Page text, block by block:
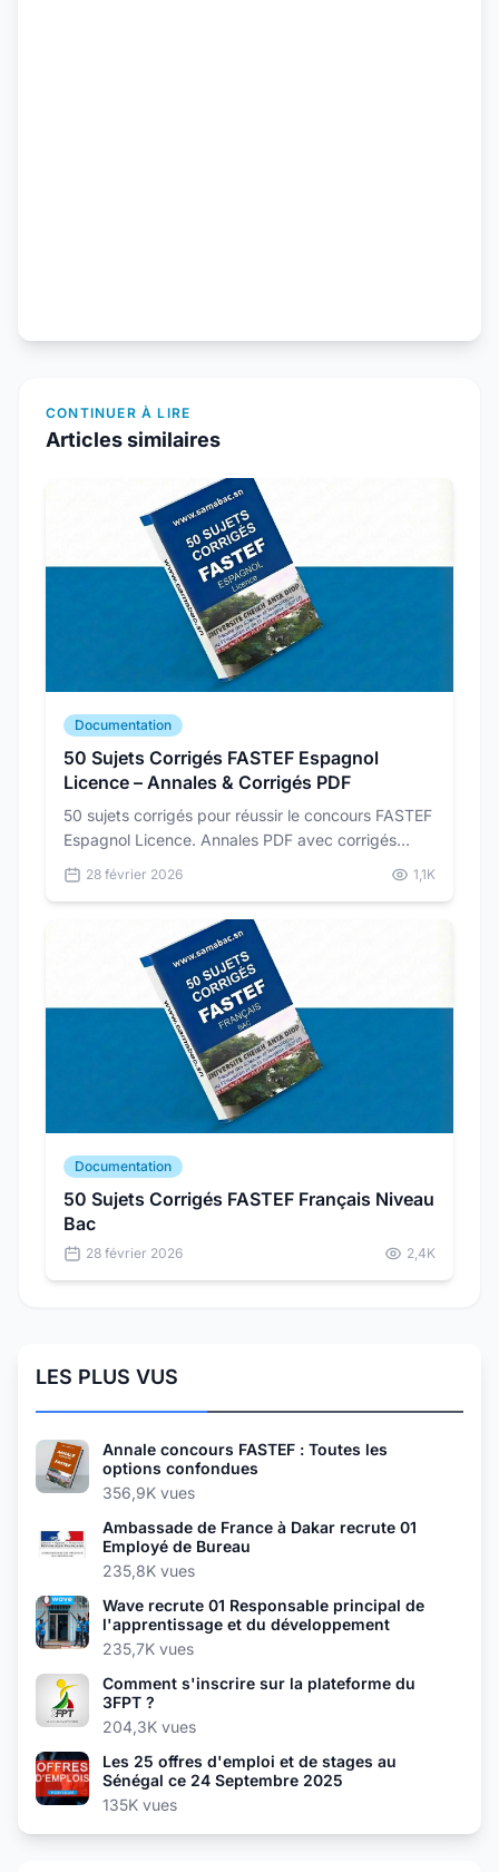
CONTINUER À LIRE
Articles similaires
Documentation
50 Sujets Corrigés FASTEF Espagnol
Licence – Annales & Corrigés PDF
50 sujets corrigés pour réussir le concours FASTEF
Espagnol Licence. Annales PDF avec corrigés
détaillés pour vous préparer dans les conditions
réelles du concours.
28 février 2026 1,1K
Documentation
50 Sujets Corrigés FASTEF Français Niveau
Bac
28 février 2026 2,4K
LES PLUS VUS
Annale concours FASTEF : Toutes les
options confondues
356,9K vues
Ambassade de France à Dakar recrute 01
Employé de Bureau
235,8K vues
Wave recrute 01 Responsable principal de
l'apprentissage et du développement
235,7K vues
Comment s'inscrire sur la plateforme du
3FPT ?
204,3K vues
Les 25 offres d'emploi et de stages au
Sénégal ce 24 Septembre 2025
135K vues